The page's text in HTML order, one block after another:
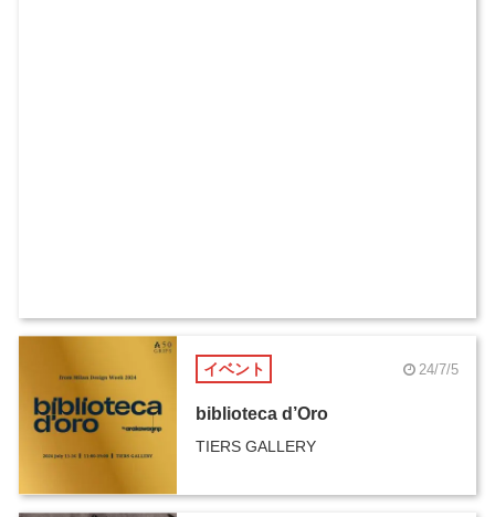
イベント 24/7/5
biblioteca d’Oro
TIERS GALLERY